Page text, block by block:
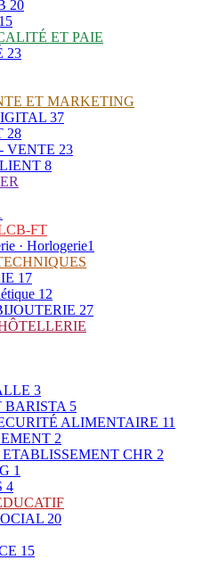
20
15
ET PAIE
23
ET MARKETING
37
28
VENTE 23
8
FT
· Horlogerie1
17
12
27
3
BARISTA 5
ALIMENTAIRE 11
2
CHR 2
1
4
20
15